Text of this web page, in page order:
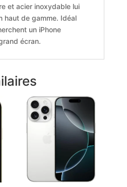
et acier inoxydable lui
haut de gamme. Idéal
un iPhone
écran.